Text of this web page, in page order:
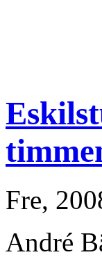
Fre,
André